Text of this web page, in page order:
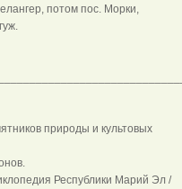
потом пос. Морки,
природы и культовых
Республики Марий Эл /